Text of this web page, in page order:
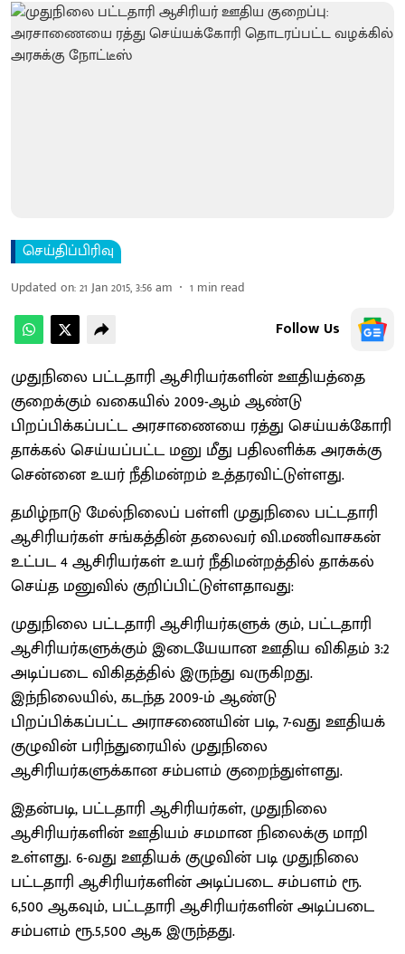
செய்திப்பிரிவு
Updated on:21 Jan 2015, 3:56 am 1 min read
Follow Us
முதுநிலை பட்டதாரி ஆசிரியர்களின் ஊதியத்தை
குறைக்கும் வகையில் 2009-ஆம் ஆண்டு
பிறப்பிக்கப்பட்ட அரசாணையை ரத்து செய்யக்கோரி
தாக்கல் செய்யப்பட்ட மனு மீது பதிலளிக்க அரசுக்கு
சென்னை உயர் நீதிமன்றம் உத்தரவிட்டுள்ளது.
தமிழ்நாடு மேல்நிலைப் பள்ளி முதுநிலை பட்டதாரி
ஆசிரியர்கள் சங்கத்தின் தலைவர் வி.மணிவாசகன்
உட்பட 4 ஆசிரியர்கள் உயர் நீதிமன்றத்தில் தாக்கல்
செய்த மனுவில் குறிப்பிட்டுள்ளதாவது:
முதுநிலை பட்டதாரி ஆசிரியர்களுக் கும், பட்டதாரி
ஆசிரியர்களுக்கும் இடையேயான ஊதிய விகிதம் 3:2
அடிப்படை விகிதத்தில் இருந்து வருகிறது.
இந்நிலையில், கடந்த 2009-ம் ஆண்டு
பிறப்பிக்கப்பட்ட அராசணையின் படி, 7-வது ஊதியக்
குழுவின் பரிந்துரையில் முதுநிலை
ஆசிரியர்களுக்கான சம்பளம் குறைந்துள்ளது.
இதன்படி, பட்டதாரி ஆசிரியர்கள், முதுநிலை
ஆசிரியர்களின் ஊதியம் சமமான நிலைக்கு மாறி
உள்ளது. 6-வது ஊதியக் குழுவின் படி முதுநிலை
பட்டதாரி ஆசிரியர்களின் அடிப்படை சம்பளம் ரூ.
6,500 ஆகவும், பட்டதாரி ஆசிரியர்களின் அடிப்படை
சம்பளம் ரூ.5,500 ஆக இருந்தது.